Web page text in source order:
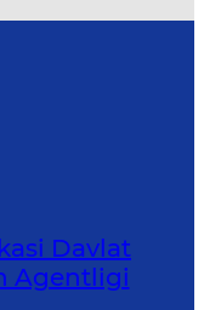
Davlat
Agentligi